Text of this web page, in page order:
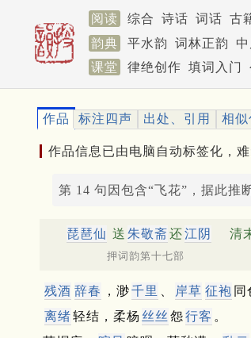
阅读 综合 诗话 词话 古
韵典
平水韵 词林正韵
课堂
律绝创作 填词入门
作品 标注四声 出处、引用 相似
作品信息已由电脑自动标签化，难
第 14 句因包含“飞花”，据此推
琵琶仙 送 朱敬斋还江阴 清
押词韵第十七部
残酒 辞春 ，渺千里 岸草 征袍 同
离绪轻结，柔杨 丝丝 怨行客 。